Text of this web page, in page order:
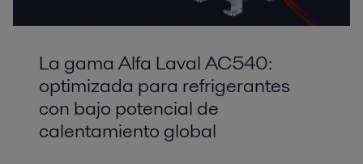
La gama Alfa Laval AC540:
optimizada para refrigerantes
con bajo potencial de
calentamiento global